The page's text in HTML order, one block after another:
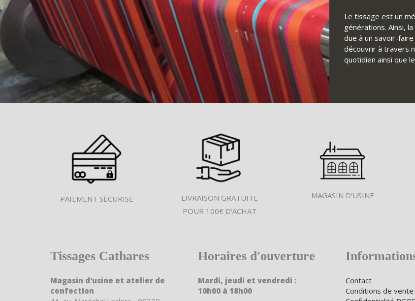
Le tissage est un
générations. Ainsi,
due à un savoir-
découvrir à travers
quotidien ainsi que
PAIEMENT SÉCURISE
LIVRAISON GRATUITE
POUR 100€ D'ACHAT
MAGASIN D'USINE
Tissages Cathares
Magasin d'usine et atelier de
confection
Horaires d'ouverture
Mardi, jeudi et vendredi :
10h00 à 18h00
Contact
Conditions de vente